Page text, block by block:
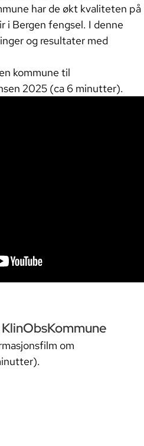
har de økt kvaliteten på
i Bergen fengsel. I denne
og resultater med
kommune til
2025 (ca 6 minutter).
om